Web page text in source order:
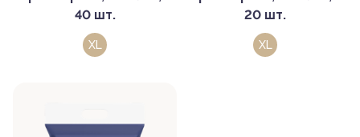
40 шт.
XL
20 шт.
XL